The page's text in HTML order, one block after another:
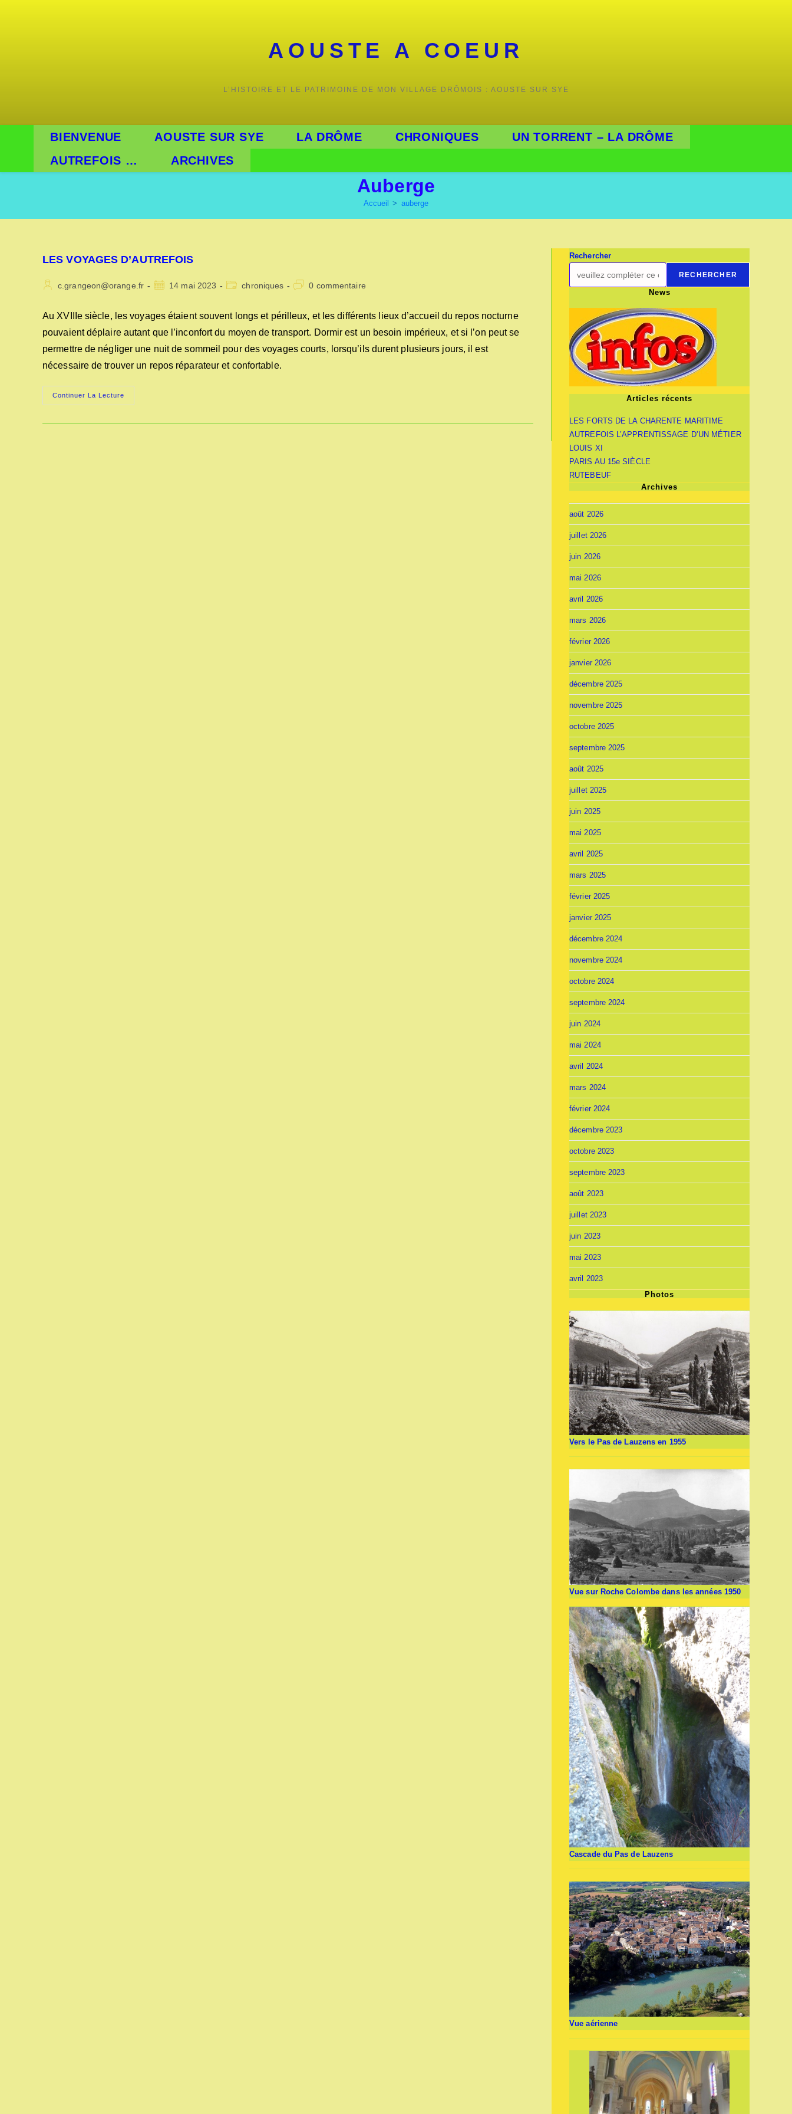
AOUSTE A COEUR
L’HISTOIRE ET LE PATRIMOINE DE MON VILLAGE DRÔMOIS : AOUSTE SUR SYE
BIENVENUE AOUSTE SUR SYE LA DRÔME CHRONIQUES
UN TORRENT – LA DRÔME
AUTREFOIS …
ARCHIVES
Auberge
Accueil > auberge
LES VOYAGES D’AUTREFOIS
Auteur/autrice
publication :
c.grangeon@orange.fr
Publication
14 mai 2023
Postchroniques
Commentaires
publication :
0 commentaire
Au XVIIIe siècle, les voyages étaient souvent longs et périlleux, et les différents lieux d’accueil du repos nocturne
pouvaient déplaire autant que l’inconfort du moyen de transport. Dormir est un besoin impérieux, et si l’on peut se
permettre de négliger une nuit de sommeil pour des voyages courts, lorsqu’ils durent plusieurs jours, il est
nécessaire de trouver un repos réparateur et confortable.
Continuer La Lecture
VOYAGES
Rechercher
RECHERCHER
News
Articles récents
LES FORTS DE LA CHARENTE MARITIME
AUTREFOIS L’APPRENTISSAGE D’UN MÉTIER
LOUIS XI
PARIS AU 15e SIÈCLE
RUTEBEUF
Archives
août 2026
juillet 2026
juin 2026
mai 2026
avril 2026
mars 2026
février 2026
janvier 2026
décembre 2025
novembre 2025
octobre 2025
septembre 2025
août 2025
juillet 2025
juin 2025
mai 2025
avril 2025
mars 2025
février 2025
janvier 2025
décembre 2024
novembre 2024
octobre 2024
septembre 2024
juin 2024
mai 2024
avril 2024
mars 2024
février 2024
décembre 2023
octobre 2023
septembre 2023
août 2023
juillet 2023
juin 2023
mai 2023
avril 2023
Photos
Vers le Pas de Lauzens en 1955
Vue sur Roche Colombe dans les années 1950
Cascade du Pas de Lauzens
Vue aérienne